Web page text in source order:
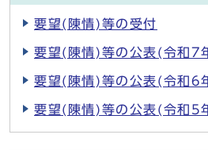
要望(陳情)等の受付
要望(陳情)等の公表(令和7
要望(陳情)等の公表(令和6
要望(陳情)等の公表(令和5